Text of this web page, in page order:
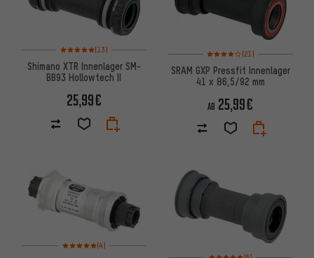
Bewertungen: 5 von 5 basierend auf 13 Bewertungen
(13)
Shimano XTR Innenlager SM-
BB93 Hollowtech II
25,99€
Bewertungen: 4 von 5
(21)
SRAM GXP Pressfit Innenlager
41 x 86,5/92 mm
AB 25,99€
Bewertungen: 5 von 5 basierend auf 4 Bewertungen
(4)
Bewertungen: 5 von 5